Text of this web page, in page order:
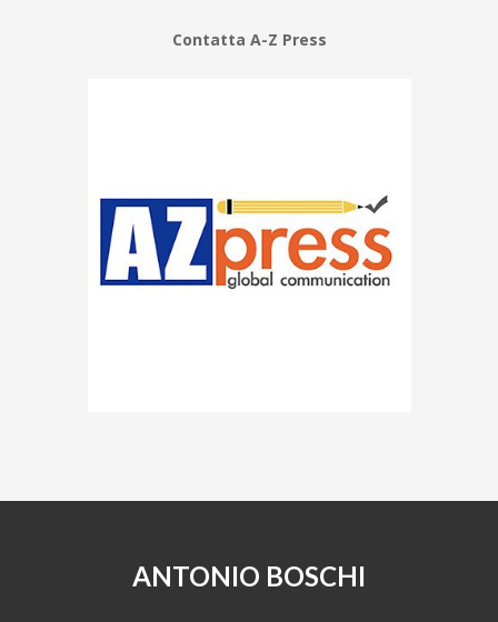
Contatta A-Z Press
ANTONIO BOSCHI